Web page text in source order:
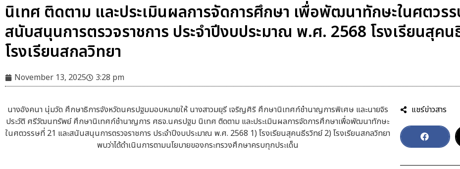
นิเทศ ติดตาม และประเมินผลการจัดการศึกษา เพื่อพัฒนาทักษะในศตวร
สนับสนุนการตรวจราชการ ประจำปีงบประมาณ พ.ศ. 2568 โรงเรียนสุคน
โรงเรียนสกลวิทยา
November 13, 2025 3:28 pm
นางอังคนา นุ่มวัด ศึกษาธิการจังหวัดนครปฐมมอบหมายให้ นางสาวมยุรี เจริญศิริ ศึกษานิเทศก์ชำนาญการพิเศษ และนายจิร
ประวัติ ศรีวัฒนทรัพย์ ศึกษานิเทศก์ชำนาญการ ศธจ.นครปฐม นิเทศ ติดตาม และประเมินผลการจัดการศึกษาเพื่อพัฒนาทักษะ
ในศตวรรษที่ 21 และสนันสนุนการตรวจราชการ ประจำปีงบประมาณ พ.ศ. 2568 1) โรงเรียนสุคนธีรวิทย์ 2) โรงเรียนสกลวิทยา
พบว่าได้ดำเนินการตามนโยบายของกระทรวงศึกษาครบทุกประเด็น
แชร์ข่าวสาร